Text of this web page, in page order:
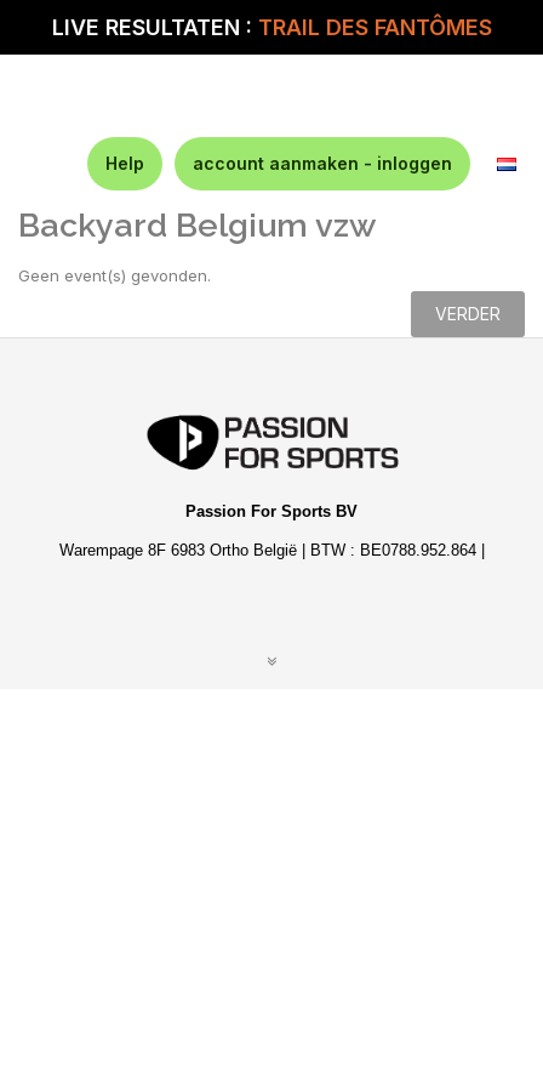
LIVE RESULTATEN : TRAIL DES FANTÔMES
Help account aanmaken - inloggen
Backyard Belgium vzw
Geen event(s) gevonden.
VERDER
Passion For Sports BV
Warempage 8F 6983 Ortho België | BTW : BE0788.952.864 |